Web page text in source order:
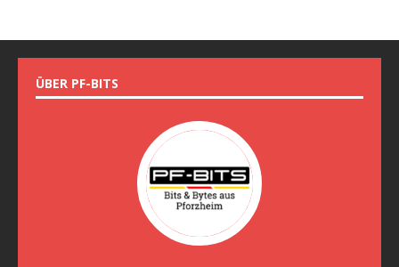
ÜBER PF-BITS